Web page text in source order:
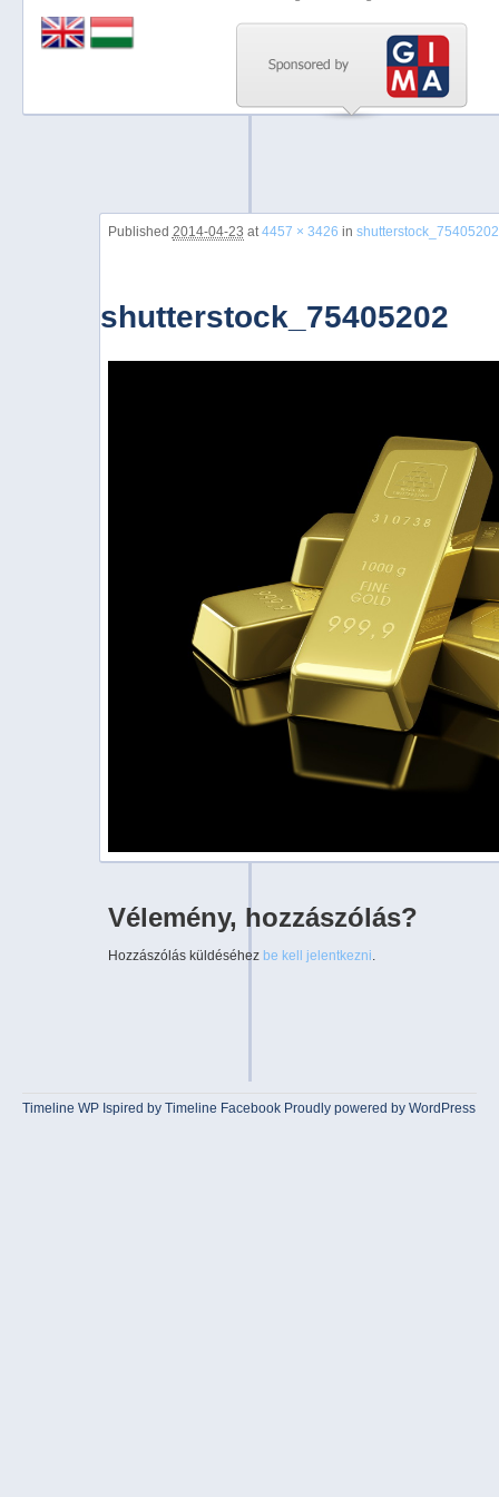
Image navigation
shutterstock_75405202
Published 2014-04-23 at4457 × 3426 in shutterstock_75405202
Vélemény, hozzászólás?
Hozzászólás küldéséhez be kell jelentkezni.
Timeline WP Ispired byTimeline Facebook Proudly powered by WordPress